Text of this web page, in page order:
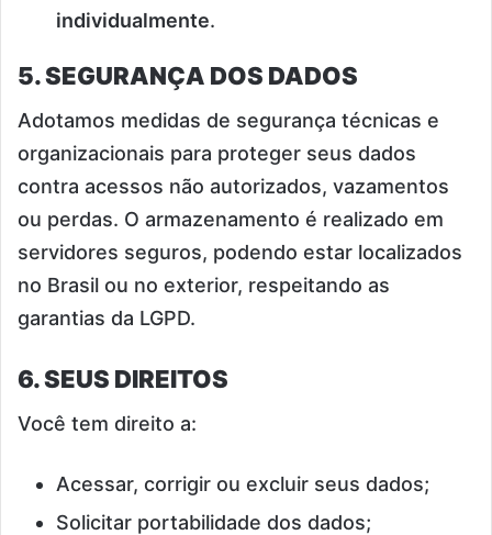
individualmente.
5. SEGURANÇA DOS DADOS
Adotamos medidas de segurança técnicas e
organizacionais para proteger seus dados
contra acessos não autorizados, vazamentos
ou perdas. O armazenamento é realizado em
servidores seguros, podendo estar localizados
no Brasil ou no exterior, respeitando as
garantias da LGPD.
6. SEUS DIREITOS
Você tem direito a:
Acessar, corrigir ou excluir seus dados;
Solicitar portabilidade dos dados;